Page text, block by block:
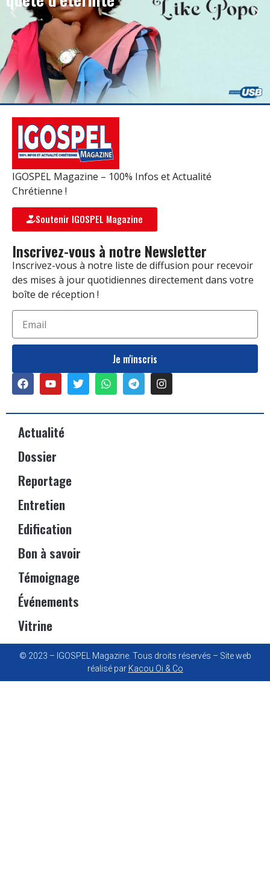
IGOSPEL Magazine – 100% Infos et Actualité
Chrétienne !
Soutenir IGOSPEL Magazine
Inscrivez-vous à notre Newsletter
Inscrivez-vous à notre liste de diffusion pour recevoir
des mises à jour quotidiennes directement dans votre
boîte de réception !
Je m'inscris
Actualité
Dossier
Reportage
Entretien
Edification
Bon à savoir
Témoignage
Événements
Vitrine
© 2023 – IGOSPEL Magazine. Tous droits réservés – Site web
réalisé par Kacou Oi & Co